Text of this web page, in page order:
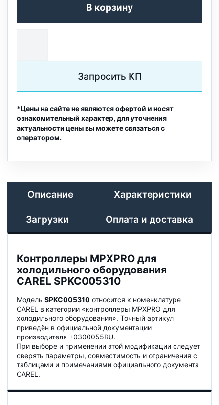
В корзину
Запросить КП
*Цены на сайте не являются офертой и носят
ознакомительный характер, для уточнения
актуальности цены вы можете связаться с
оператором.
Описание Характеристики
Загрузки Оплата и доставка
Контроллеры MPXPRO для
холодильного оборудования
CAREL SPKC005310
Модель SPKC005310 относится к номенклатуре
CAREL в категории «контроллеры MPXPRO для
холодильного оборудования». Точный артикул
приведён в официальной документации
производителя +0300055RU.
При выборе и применении этой модификации следует
сверять параметры, совместимость и ограничения с
таблицами и примечаниями официального документа
CAREL.